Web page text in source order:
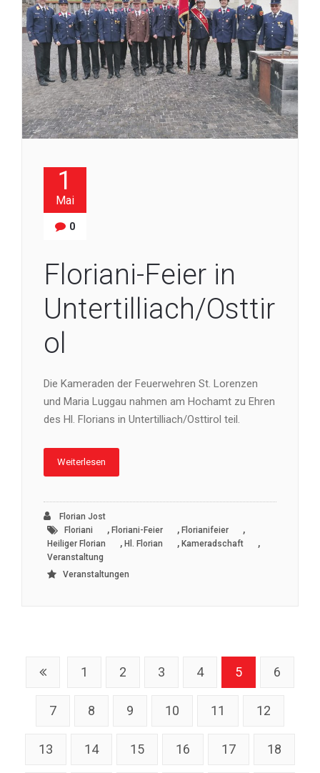
1
Mai
0
Floriani-Feier in
Untertilliach/Osttir
ol
Die Kameraden der Feuerwehren St. Lorenzen
und Maria Luggau nahmen am Hochamt zu Ehren
des Hl. Florians in Untertilliach/Osttirol teil.
Weiterlesen
Florian Jost
Floriani
, Floriani-Feier , Florianifeier ,
Heiliger Florian , Hl. Florian , Kameradschaft ,
Veranstaltung
Veranstaltungen
1 2 3 4 5 6
7 8 9 10 11 12
13 14 15 16 17 18